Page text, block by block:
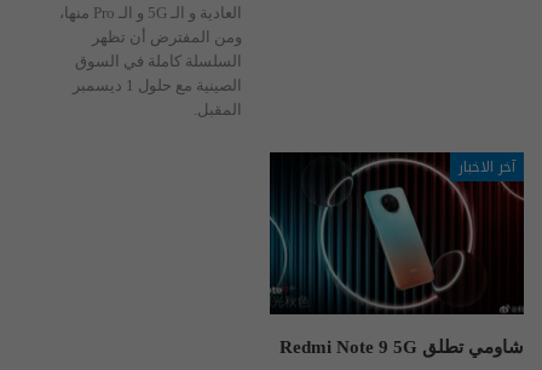
العادية و الـ 5G و الـ Pro منها،
ومن المفترض أن تظهر
السلسلة كاملة في السوق
الصينية مع حلول 1 ديسمبر
المقبل.
آخر الاخبار
شاومي تطلق Redmi Note 9 5G